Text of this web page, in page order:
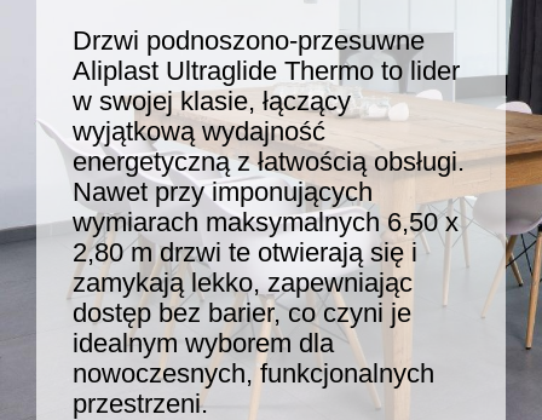
Drzwi podnoszono-przesuwne
Aliplast Ultraglide Thermo to lider
w swojej klasie, łączący
wyjątkową wydajność
energetyczną z łatwością obsługi.
Nawet przy imponujących
wymiarach maksymalnych 6,50 x
2,80 m drzwi te otwierają się i
zamykają lekko, zapewniając
dostęp bez barier, co czyni je
idealnym wyborem dla
nowoczesnych, funkcjonalnych
przestrzeni.